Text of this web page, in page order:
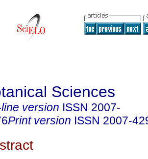
Sciences
version ISSN 2007-
Print version ISSN 2007-